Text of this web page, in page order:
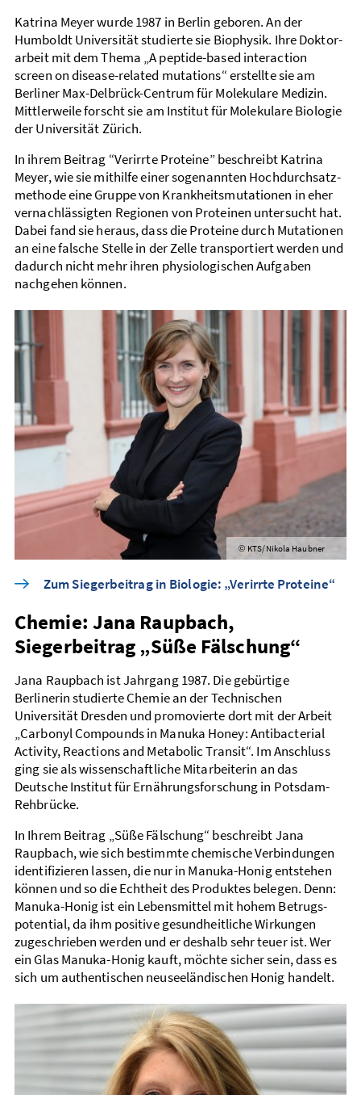
Katrina Meyer wurde 1987 in Berlin geboren. An der
Humboldt Universität studierte sie Biophysik. Ihre Doktor­
arbeit mit dem Thema „A peptide-based interaction
screen on disease-related mutations“ erstellte sie am
Berliner Max-Delbrück-Centrum für Molekulare Medizin.
Mittler­weile forscht sie am Institut für Molekulare Biologie
der Universität Zürich.
In ihrem Beitrag “Verirrte Proteine” beschreibt Katrina
Meyer, wie sie mit­hilfe einer sogenannten Hoch­durch­satz­
methode eine Gruppe von Krank­heits­mutationen in eher
vernachlässigten Regionen von Proteinen unter­sucht hat.
Dabei fand sie heraus, dass die Proteine durch Mutationen
an eine falsche Stelle in der Zelle transportiert werden und
dadurch nicht mehr ihren physiologischen Aufgaben
nachgehen können.
© KTS/Nikola Haubner
Zum Siegerbeitrag in Biologie: „Verirrte Proteine“
Chemie: Jana Raupbach,
Siegerbeitrag „Süße Fälschung“
Jana Raupbach ist Jahrgang 1987. Die gebürtige
Berlinerin studierte Chemie an der Technischen
Universität Dresden und promovierte dort mit der Arbeit
„Carbonyl Compounds in Manuka Honey: Antibacterial
Activity, Reactions and Metabolic Transit“. Im Anschluss
ging sie als wissenschaftliche Mitarbeiterin an das
Deutsche Institut für Ernährungs­forschung in Potsdam-
Rehbrücke.
In Ihrem Beitrag „Süße Fälschung“ beschreibt Jana
Raupbach, wie sich bestimmte chemische Verbindungen
identifizieren lassen, die nur in Manuka-Honig entstehen
können und so die Echtheit des Produktes belegen. Denn:
Manuka-Honig ist ein Lebens­mittel mit hohem Betrugs­
potential, da ihm positive gesundheitliche Wirkungen
zugeschrieben werden und er deshalb sehr teuer ist. Wer
ein Glas Manuka-Honig kauft, möchte sicher sein, dass es
sich um authentischen neusee­ländischen Honig handelt.